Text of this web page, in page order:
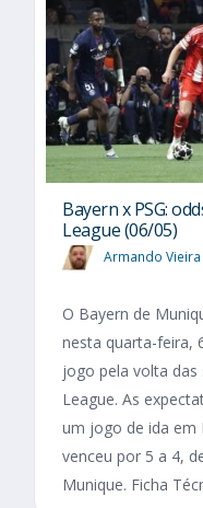
Bayern x PSG:
League (06/05)
Armando Vieira
O Bayern de
nesta quarta-feira,
jogo pela volta das
League. As
um jogo de ida em
venceu por 5 a 4,
Munique. Ficha